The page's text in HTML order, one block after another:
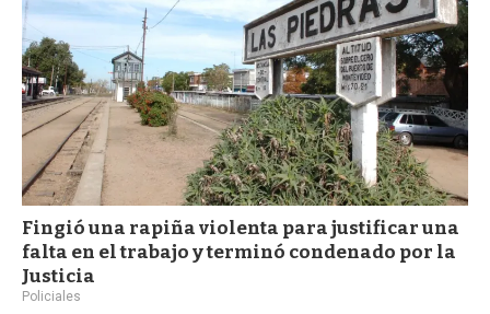
Fingió una rapiña violenta para justificar una
falta en el trabajo y terminó condenado por la
Justicia
Policiales